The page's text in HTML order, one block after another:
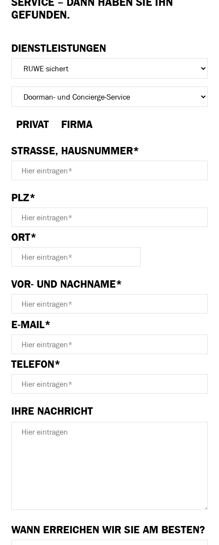
GEFUNDEN.
DIENSTLEISTUNGEN
PRIVAT FIRMA
STRASSE, HAUSNUMMER*
PLZ*
ORT*
VOR- UND NACHNAME*
BITTE
LASSE
DIESES
FELD
LEER.
E-MAIL*
TELEFON*
IHRE NACHRICHT
WANN ERREICHEN WIR SIE AM BESTEN?